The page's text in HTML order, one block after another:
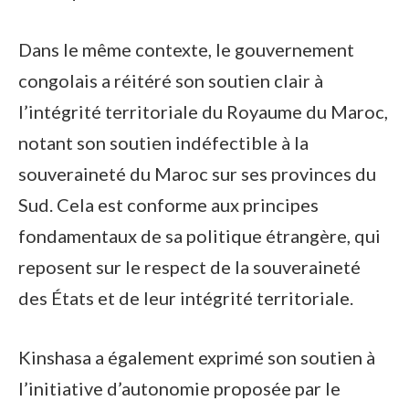
Dans le même contexte, le gouvernement
congolais a réitéré son soutien clair à
l’intégrité territoriale du Royaume du Maroc,
notant son soutien indéfectible à la
souveraineté du Maroc sur ses provinces du
Sud. Cela est conforme aux principes
fondamentaux de sa politique étrangère, qui
reposent sur le respect de la souveraineté
des États et de leur intégrité territoriale.
Kinshasa a également exprimé son soutien à
l’initiative d’autonomie proposée par le